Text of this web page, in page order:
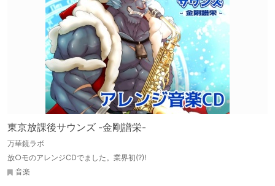
東京放課後サウンズ -金剛譜栄-
万華鏡ラボ
放○モのアレンジCDでました。業界初(?)!
音楽